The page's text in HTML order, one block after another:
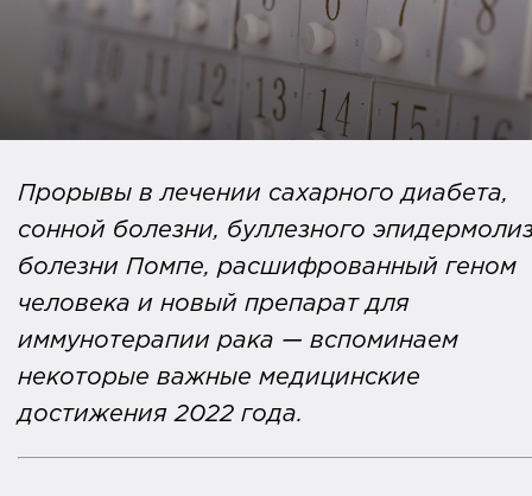
Прорывы в лечении сахарного диабета,
сонной болезни, буллезного
болезни Помпе, расшифрованный геном
человека и новый препарат для
иммунотерапии рака — вспоминаем
некоторые важные медицинские
достижения 2022 года.